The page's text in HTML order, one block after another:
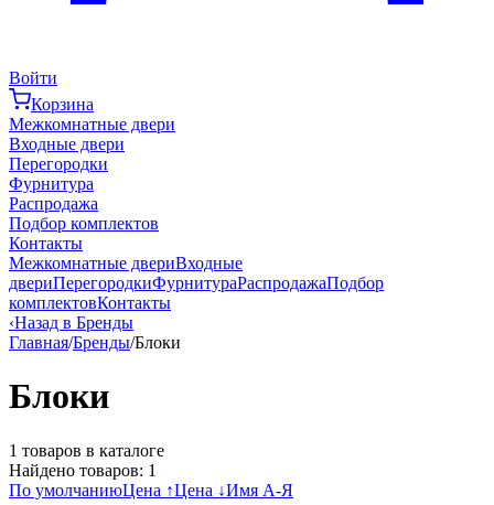
Войти
Корзина
Межкомнатные двери
Входные двери
Перегородки
Фурнитура
Распродажа
Подбор комплектов
Контакты
Межкомнатные двериВходные
двериПерегородкиФурнитураРаспродажаПодбор
комплектовКонтакты
‹Назад в Бренды
Главная/Бренды/Блоки
Блоки
1 товаров в каталоге
Найдено товаров: 1
По умолчаниюЦена ↑Цена ↓Имя А-Я